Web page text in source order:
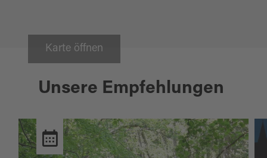
Karte öffnen
Unsere Empfehlungen